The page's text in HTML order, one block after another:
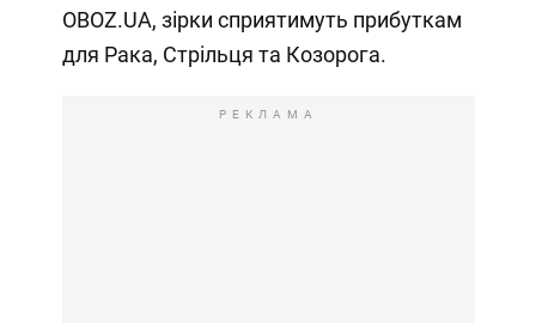
OBOZ.UA, зірки сприятимуть прибуткам
для Рака, Стрільця та Козорога.
РЕКЛАМА